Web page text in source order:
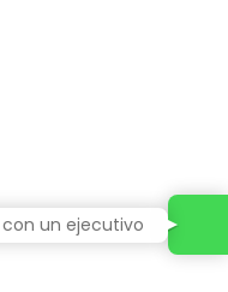
un ejecutivo